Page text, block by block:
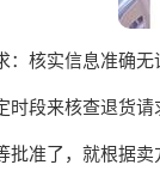
：核实信息准确无
时段来核查退货
批准了，就根据卖